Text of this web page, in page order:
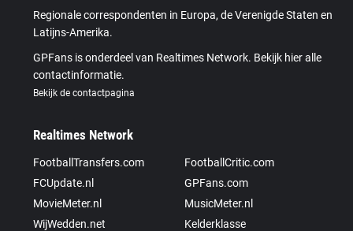
Regionale correspondenten in Europa, de Verenigde Staten en
Latijns-Amerika.
GPFans is onderdeel van Realtimes Network. Bekijk hier alle
contactinformatie.
Bekijk de contactpagina
Realtimes Network
FootballTransfers.com
FootballCritic.com
FCUpdate.nl
GPFans.com
MovieMeter.nl
MusicMeter.nl
WijWedden.net
Kelderklasse